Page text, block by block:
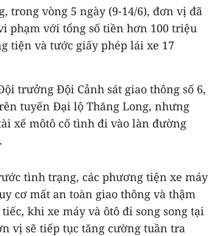
trong vòng 5 ngày (9-14/6), đơn vị đã
phạm với tổng số tiền hơn 100 triệu
tiện và tước giấy phép lái xe 17
trưởng Đội Cảnh sát giao thông số 6,
tuyến Đại lộ Thăng Long, nhưng
xế môtô cố tình đi vào làn đường
tình trạng, các phương tiện xe máy
cơ mất an toàn giao thông và thậm
khi xe máy và ôtô đi song song tại
vị sẽ tiếp tục tăng cường tuần tra